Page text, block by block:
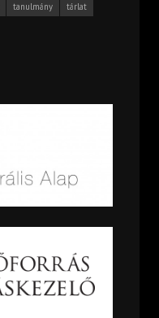
tanulmány
tárlat